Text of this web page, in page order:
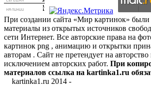
При создании сайта «Мир картинок» были
материалы из открытых источников
сети Интернет. Все авторские права на
картинок png , анимацию и открытки
авторам . Сайт не претендует на
исключением авторских работ. При
материалов ссылка на kartinka1.ru
kartinka1.ru 2014 -